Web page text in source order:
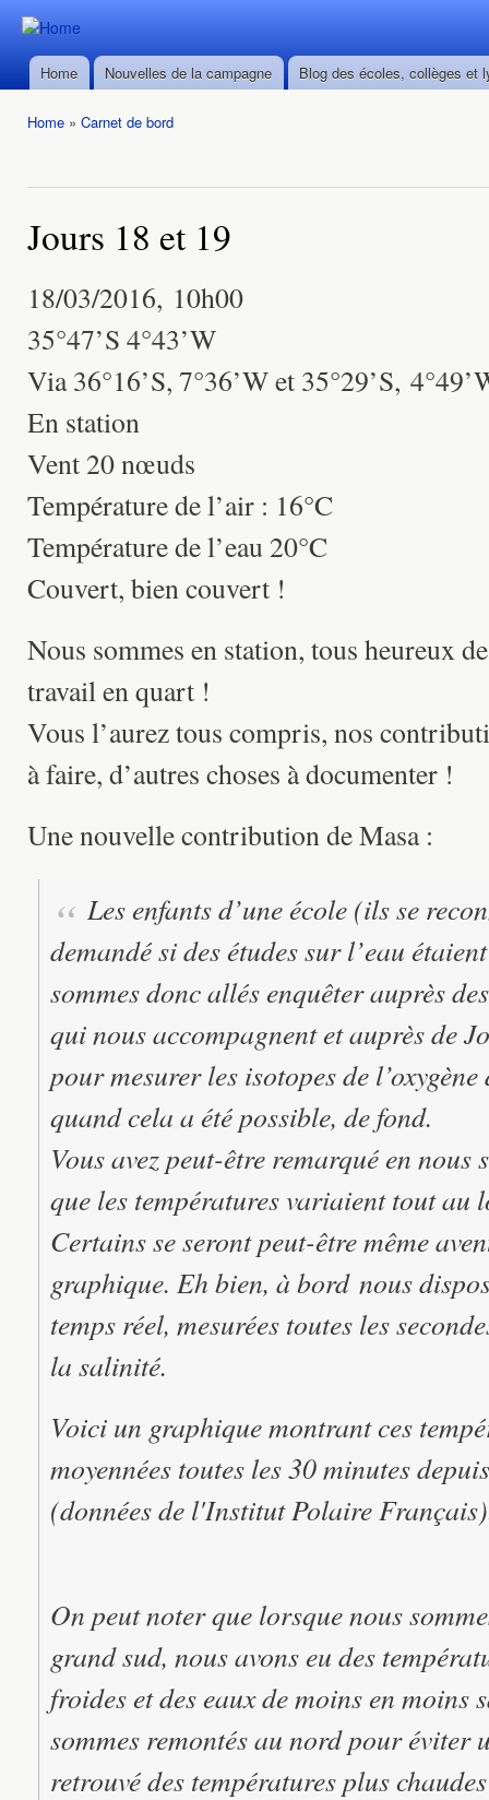
Durban ->
Walvis Bay
au
Durban ->
Walvis Bay
du 28/02
au
Main menu
Home Nouvelles de la campagne Blog des écoles, collèges et
Home » Carnet de bord
Jours 18 et 19
18/03/2016, 10h00
35°47’S 4°43’W
Via 36°16’S, 7°36’W et 35°29’S,
En station
Vent 20 nœuds
Température de l’air : 16°C
Température de l’eau 20°C
Couvert, bien couvert !
Nous sommes en station, tous heureux
travail en quart !
Vous l’aurez tous compris, nos
à faire, d’autres choses à documenter !
Une nouvelle contribution de Masa :
Les enfants d’une école (ils se
demandé si des études sur l’eau
sommes donc allés enquêter auprès
qui nous accompagnent et auprès de
pour mesurer les isotopes de
quand cela a été possible, de fond.
Vous avez peut-être remarqué en
que les températures variaient tout au
Certains se seront peut-être même
graphique. Eh bien, à bord nous
temps réel, mesurées toutes les
la salinité.
Voici un graphique montrant ces
moyennées toutes les 30 minutes
(données de l'Institut Polaire
On peut noter que lorsque nous
grand sud, nous avons eu des
froides et des eaux de moins en moins
sommes remontés au nord pour éviter
retrouvé des températures plus